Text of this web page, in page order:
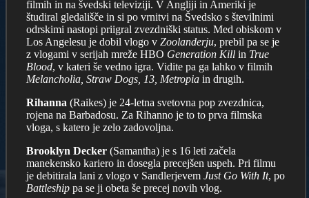
filmih in na švedski televiziji. V Angliji in Ameriki je
študiral gledališče in si po vrnitvi na Švedsko s številnimi
odrskimi nastopi priigral zvezdniški status. Med obiskom v
Los Angelesu je dobil vlogo v Zoolanderju, prebil pa se je
z vlogami v serijah mreže HBO Generation Kill in True
Blood, v kateri še vedno igra. Vidite pa ga lahko v filmih
Melancholia, Straw Dogs, 13, Metropia in drugih.
Rihanna (Raikes) je 24-letna svetovna pop zvezdnica,
rojena na Barbadosu. Za Rihanno je to to prva filmska
vloga, s katero je zelo zadovoljna.
Brooklyn Decker (Samantha) je s 16 leti začela
manekensko kariero in dosegla precejšen uspeh. Pri filmu
je debitirala lani z vlogo v Sandlerjevem Just Go With It, po
Battleship pa se ji obeta še precej novih vlog.